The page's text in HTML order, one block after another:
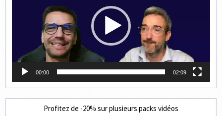
00:00 02:09
Profitez de -20% sur plusieurs packs vidéos